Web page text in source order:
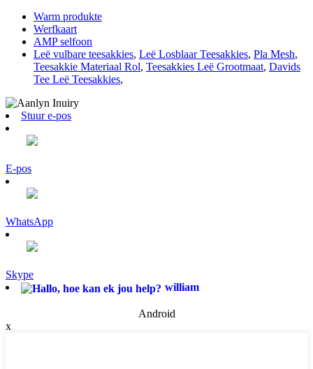
Warm produkte
Werfkaart
AMP selfoon
Leë vulbare teesakkies, Leë Losblaar Teesakkies, Pla Mesh,
Teesakkie Materiaal Rol, Teesakkies Leë Grootmaat, Davids
Tee Leë Teesakkies,
Stuur e-pos
E-pos
WhatsApp
Skype
william
Android
x